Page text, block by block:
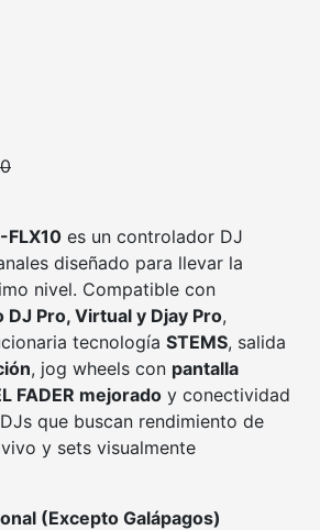
FLX10 es un controlador DJ
diseñado para llevar la
nivel. Compatible con
DJ Pro, Virtual y Djay Pro,
tecnología STEMS, salida
, jog wheels con pantalla
FADER mejorado y conectividad
que buscan rendimiento de
y sets visualmente
(Excepto Galápagos)